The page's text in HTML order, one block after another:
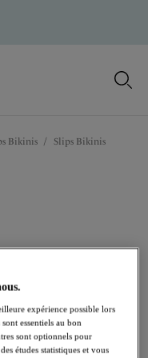
Bikinis /
Slips Bikinis
expérience possible lors
essentiels au bon
sont optionnels pour
études statistiques et vous